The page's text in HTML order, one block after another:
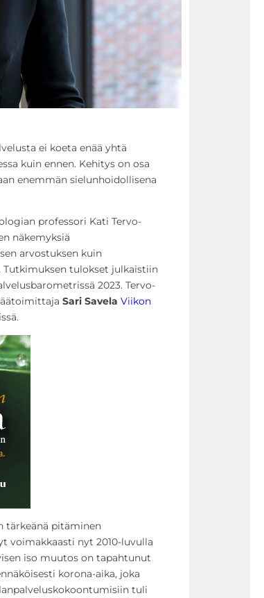
ei koeta enää yhtä
kuin ennen. Kehitys on osa
enemmän sielunhoidollisena
professori Kati Tervo-
näkemyksiä
arvostuksen kuin
Tutkimuksen tulokset julkaistiin
2023. Tervo-
Sari Savela Viikon
tärkeänä pitäminen
voimakkaasti nyt 2010-luvulla
iso muutos on tapahtunut
korona-aika, joka
tuli